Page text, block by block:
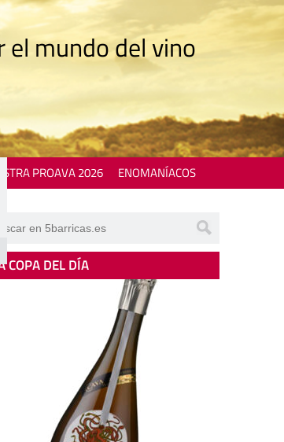
el mundo del vino
PROAVA 2026 ENOMANÍACOS
COPA DEL DÍA